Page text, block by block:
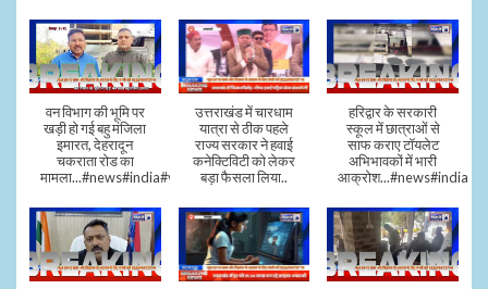
वन विभाग की भूमि पर
खड़ी हो गई बहु मंजिला
इमारत, देहरादून
चकराता रोड का
मामला...#news#india#video
उत्तराखंड में चारधाम
यात्रा से ठीक पहले
राज्य सरकार ने हवाई
कनेक्टिविटी को लेकर
बड़ा फैसला लिया..
हरिद्वार के सरकारी
स्कूल में छात्राओं से
साफ कराए टॉयलेट
अभिभावकों में भारी
आक्रोश...#news#india